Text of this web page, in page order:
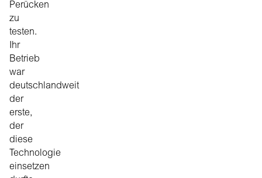
Perücken
zu
testen.
Ihr
Betrieb
war
deutschlandweit
der
erste,
der
diese
Technologie
einsetzen